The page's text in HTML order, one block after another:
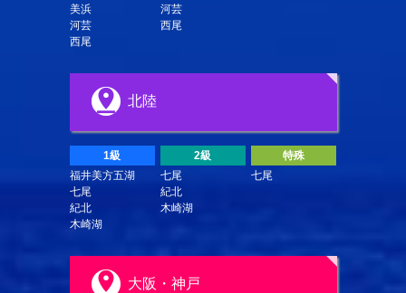
美浜
河芸
西尾
河芸
西尾
北陸
1級
福井美方五湖
七尾
紀北
木崎湖
2級
七尾
紀北
木崎湖
特殊
七尾
大阪・神戸